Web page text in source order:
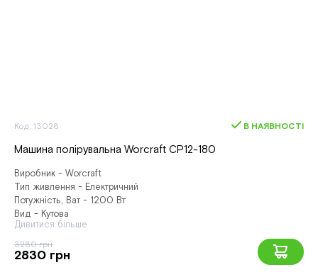
Код: 13028 В НАЯВНОСТІ
Машина полірувальна Worcraft CP12-180
Виробник - Worcraft
Тип живлення - Електричний
Потужність, Ват - 1200 Вт
Вид - Кутова
Дивитися більше
3280 грн
2830 грн